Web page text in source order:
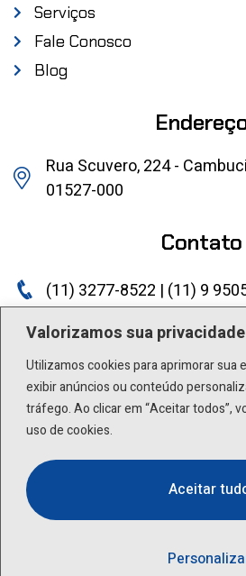
Valorizamos sua privacidade
Utilizamos cookies para aprimorar sua
exibir anúncios ou conteúdo
tráfego. Ao clicar em “Aceitar todos”,
uso de cookies.
Aceitar
Serviços
Fale Conosco
Blog
Rua Scuvero, 224 -
01527-000
Contato
(11) 3277-8522 | (11) 9
lactea@lactea.com.br
Social